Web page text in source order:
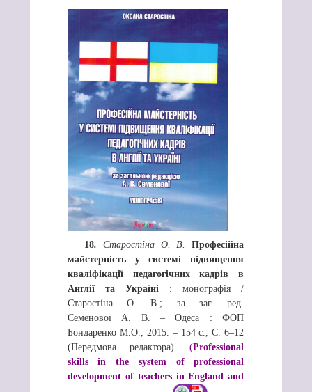
18. Старостіна О. В.
Професійна
майстерність у системі підвищення
кваліфікації педагогічних кадрів в
Англії та Україні: монографія /
Старостіна
О. В.; за заг. ред.
Семенової А. В. – Одеса : ФОП
Бондаренко М.О., 2015. – 154 с., С. 6–12
(Передмова редактора).(Professional
skills in the system of professional
development of teachers in England and